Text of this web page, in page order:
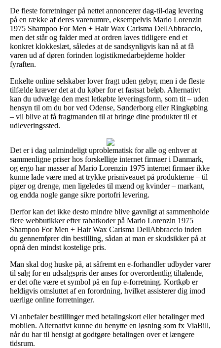
De fleste forretninger på nettet annoncerer dag-til-dag levering
på en række af deres varenumre, eksempelvis Mario Lorenzin
1975 Shampoo For Men + Hair Wax Carisma DellAbbraccio,
men det står og falder med at ordren laves tidligere end et
konkret klokkeslæt, således at de sandsynligvis kan nå at få
varen ud af døren forinden logistikmedarbejderne holder
fyraften.
Enkelte online selskaber lover fragt uden gebyr, men i de fleste
tilfælde kræver det at du køber for et fastsat beløb. Alternativt
kan du udvælge den mest letkøbte leveringsform, som tit – uden
hensyn til om du bor ved Odense, Sønderborg eller Ringkøbing
– vil blive at få fragtmanden til at bringe dine produkter til et
udleveringssted.
Det er i dag ualmindeligt uproblematisk for alle og enhver at
sammenligne priser hos forskellige internet firmaer i Danmark,
og ergo har masser af Mario Lorenzin 1975 internet firmaer ikke
kunne lade være med at trykke prisniveauet på produkterne – til
piger og drenge, men ligeledes til mænd og kvinder – markant,
og endda nogle gange sikre portofri levering.
Derfor kan det ikke desto mindre blive gavnligt at sammenholde
flere webbutikker efter rabatkoder på Mario Lorenzin 1975
Shampoo For Men + Hair Wax Carisma DellAbbraccio inden
du gennemfører din bestilling, sådan at man er skudsikker på at
opnå den mindst kostelige pris.
Man skal dog huske på, at såfremt en e-forhandler udbyder varer
til salg for en udsalgspris der anses for overordentlig tiltalende,
er det ofte være et symbol på en fup e-forretning. Kortkøb er
heldigvis omsluttet af en forordning, hvilket assisterer dig imod
uærlige online forretninger.
Vi anbefaler bestillinger med betalingskort eller betalinger med
mobilen. Alternativt kunne du benytte en løsning som fx ViaBill,
når du har til hensigt at godtgøre betalingen over et længere
tidsrum.